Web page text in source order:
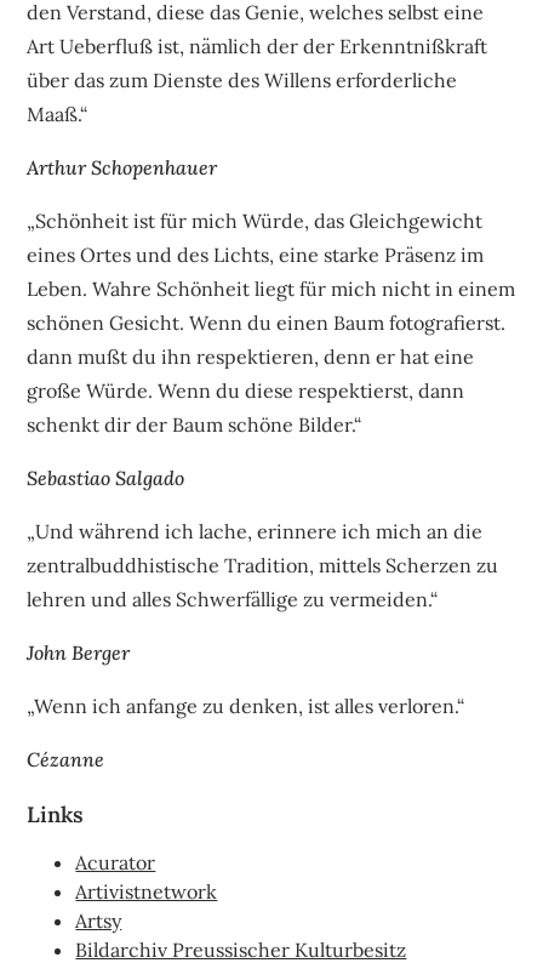
den Verstand, diese das Genie, welches selbst eine
Art Ueberfluß ist, nämlich der der Erkenntnißkraft
über das zum Dienste des Willens erforderliche
Maaß.“
Arthur Schopenhauer
„Schönheit ist für mich Würde, das Gleichgewicht
eines Ortes und des Lichts, eine starke Präsenz im
Leben. Wahre Schönheit liegt für mich nicht in einem
schönen Gesicht. Wenn du einen Baum fotografierst.
dann mußt du ihn respektieren, denn er hat eine
große Würde. Wenn du diese respektierst, dann
schenkt dir der Baum schöne Bilder.“
Sebastiao Salgado
„Und während ich lache, erinnere ich mich an die
zentralbuddhistische Tradition, mittels Scherzen zu
lehren und alles Schwerfällige zu vermeiden.“
John Berger
„Wenn ich anfange zu denken, ist alles verloren.“
Cézanne
Links
Acurator
Artivistnetwork
Artsy
Bildarchiv Preussischer Kulturbesitz